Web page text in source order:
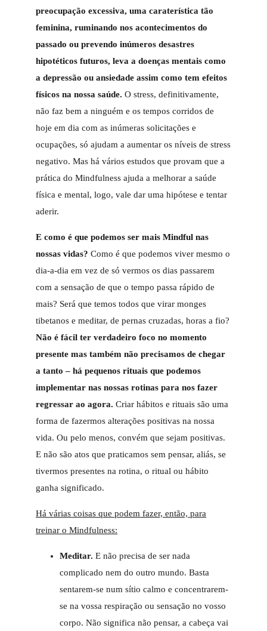
preocupação excessiva, uma caraterística tão
feminina, ruminando nos acontecimentos do
passado ou prevendo inúmeros desastres
hipotéticos futuros, leva a doenças mentais como
a depressão ou ansiedade assim como tem efeitos
físicos na nossa saúde. O stress, definitivamente,
não faz bem a ninguém e os tempos corridos de
hoje em dia com as inúmeras solicitações e
ocupações, só ajudam a aumentar os níveis de stress
negativo. Mas há vários estudos que provam que a
prática do Mindfulness ajuda a melhorar a saúde
física e mental, logo, vale dar uma hipótese e tentar
aderir.
E como é que podemos ser mais Mindful nas
nossas vidas? Como é que podemos viver mesmo o
dia-a-dia em vez de só vermos os dias passarem
com a sensação de que o tempo passa rápido de
mais? Será que temos todos que virar monges
tibetanos e meditar, de pernas cruzadas, horas a fio?
Não é fácil ter verdadeiro foco no momento
presente mas também não precisamos de chegar
a tanto – há pequenos rituais que podemos
implementar nas nossas rotinas para nos fazer
regressar ao agora. Criar hábitos e rituais são uma
forma de fazermos alterações positivas na nossa
vida. Ou pelo menos, convém que sejam positivas.
E não são atos que praticamos sem pensar, aliás, se
tivermos presentes na rotina, o ritual ou hábito
ganha significado.
Há várias coisas que podem fazer, então, para
treinar o Mindfulness:
Meditar. E não precisa de ser nada
complicado nem do outro mundo. Basta
sentarem-se num sítio calmo e concentrarem-
se na vossa respiração ou sensação no vosso
corpo. Não significa não pensar, a cabeça vai